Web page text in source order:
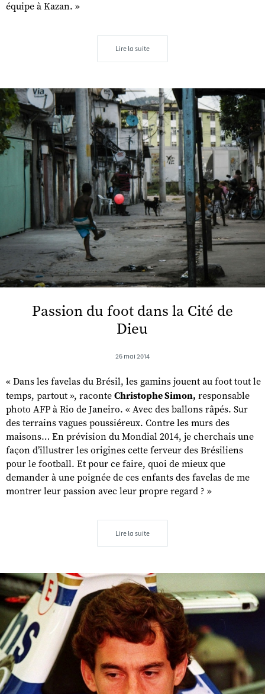
équipe à Kazan. »
Lire la suite
Passion du foot dans la Cité de
Dieu
26 mai 2014
« Dans les favelas du Brésil, les gamins jouent au foot tout le
temps, partout », raconte Christophe Simon, responsable
photo AFP à Rio de Janeiro. « Avec des ballons râpés. Sur
des terrains vagues poussiéreux. Contre les murs des
maisons… En prévision du Mondial 2014, je cherchais une
façon d’illustrer les origines cette ferveur des Brésiliens
pour le football. Et pour ce faire, quoi de mieux que
demander à une poignée de ces enfants des favelas de me
montrer leur passion avec leur propre regard ? »
Lire la suite